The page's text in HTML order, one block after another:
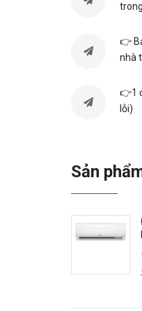
👉
nhà
👉1
lỗi)
Sản